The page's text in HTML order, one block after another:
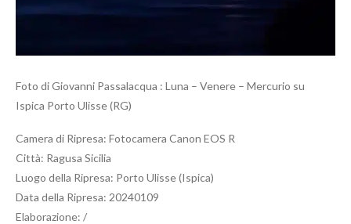
Foto di Giovanni Passalacqua : Luna – Venere – Mercurio su
Ispica Porto Ulisse (RG)
Camera di Ripresa: Fotocamera Canon EOS R
Città: Ragusa Sicilia
Luogo della Ripresa: Porto Ulisse (Ispica)
Data della Ripresa: 20240109
Elaborazione: /